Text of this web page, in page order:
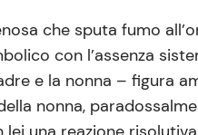
che sputa fumo
con l’assenza
e la nonna – figura
nonna,